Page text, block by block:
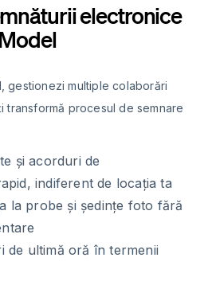
electronice
gestionezi multiple colaborări
transformă procesul de semnare
și acorduri de
indiferent de locația ta
la probe și ședințe foto fără
de ultimă oră în termenii